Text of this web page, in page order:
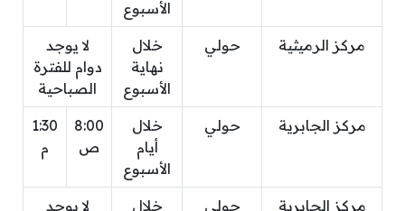
الأسبوع
مركز الرميثية حولي
خلال
نهاية
الأسبوع
لا يوجد
دوام للفترة
الصباحية
مركز الجابرية حولي
خلال
أيام
الأسبوع
8:00
ص
1:30
م
مركز الجابرية حولي
خلال
لا يوجد